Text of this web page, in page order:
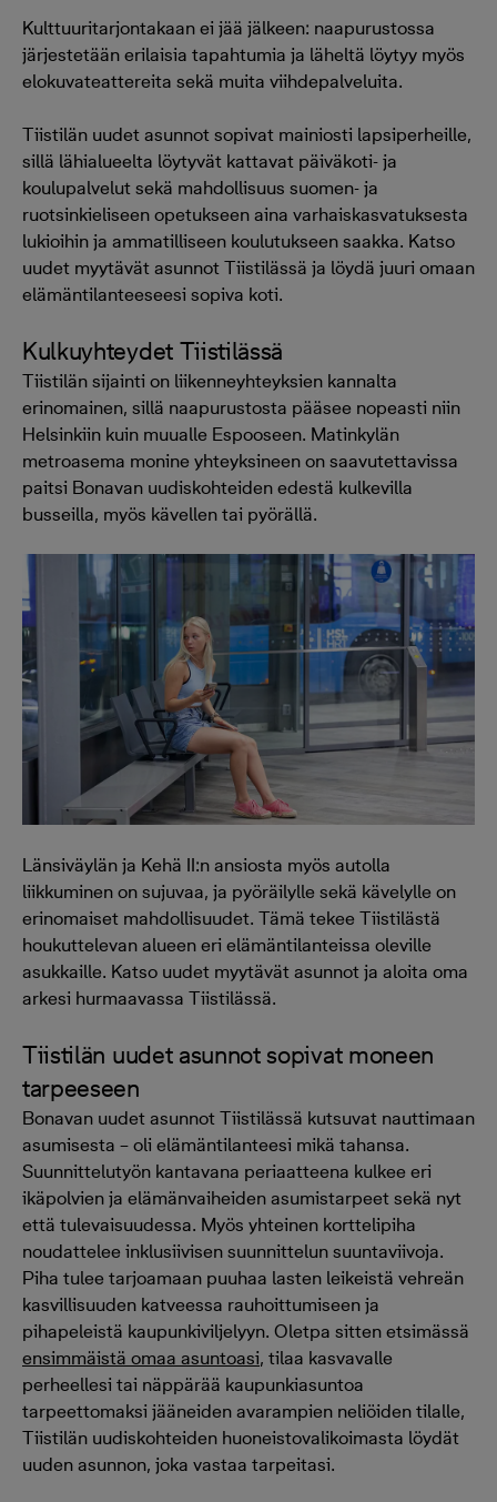
Kulttuuritarjontakaan ei jää jälkeen: naapurustossa
järjestetään erilaisia tapahtumia ja läheltä löytyy myös
elokuvateattereita sekä muita viihdepalveluita.
Tiistilän uudet asunnot sopivat mainiosti lapsiperheille,
sillä lähialueelta löytyvät kattavat päiväkoti- ja
koulupalvelut sekä mahdollisuus suomen- ja
ruotsinkieliseen opetukseen aina varhaiskasvatuksesta
lukioihin ja ammatilliseen koulutukseen saakka. Katso
uudet myytävät asunnot Tiistilässä ja löydä juuri omaan
elämäntilanteeseesi sopiva koti.
Kulkuyhteydet Tiistilässä
Tiistilän sijainti on liikenneyhteyksien kannalta
erinomainen, sillä naapurustosta pääsee nopeasti niin
Helsinkiin kuin muualle Espooseen. Matinkylän
metroasema monine yhteyksineen on saavutettavissa
paitsi Bonavan uudiskohteiden edestä kulkevilla
busseilla, myös kävellen tai pyörällä.
Länsiväylän ja Kehä II:n ansiosta myös autolla
liikkuminen on sujuvaa, ja pyöräilylle sekä kävelylle on
erinomaiset mahdollisuudet. Tämä tekee Tiistilästä
houkuttelevan alueen eri elämäntilanteissa oleville
asukkaille. Katso uudet myytävät asunnot ja aloita oma
arkesi hurmaavassa Tiistilässä.
Tiistilän uudet asunnot sopivat moneen
tarpeeseen
Bonavan uudet asunnot Tiistilässä kutsuvat nauttimaan
asumisesta – oli elämäntilanteesi mikä tahansa.
Suunnittelutyön kantavana periaatteena kulkee eri
ikäpolvien ja elämänvaiheiden asumistarpeet sekä nyt
että tulevaisuudessa. Myös yhteinen korttelipiha
noudattelee inklusiivisen suunnittelun suuntaviivoja.
Piha tulee tarjoamaan puuhaa lasten leikeistä vehreän
kasvillisuuden katveessa rauhoittumiseen ja
pihapeleistä kaupunkiviljelyyn. Oletpa sitten etsimässä
ensimmäistä omaa asuntoasi, tilaa kasvavalle
perheellesi tai näppärää kaupunkiasuntoa
tarpeettomaksi jääneiden avarampien neliöiden tilalle,
Tiistilän uudiskohteiden huoneistovalikoimasta löydät
uuden asunnon, joka vastaa tarpeitasi.